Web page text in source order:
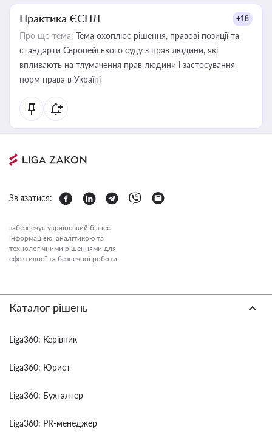
Практика ЄСПЛ +18
Про що тема: Тема охоплює рішення, правові позиції та
стандарти Європейського суду з прав людини, які
впливають на тлумачення прав людини і застосування
норм права в Україні
Зв'язатися:
забезпечує український бізнес
інформацією, аналітикою та
технологічними рішеннями для
ефективної та безпечної роботи.
Каталог рішень
Liga360: Керівник
Liga360: Юрист
Liga360: Бухгалтер
Liga360: PR-менеджер